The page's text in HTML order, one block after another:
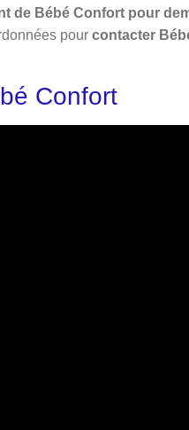
de Bébé Confort pour
pour contacter
Confort